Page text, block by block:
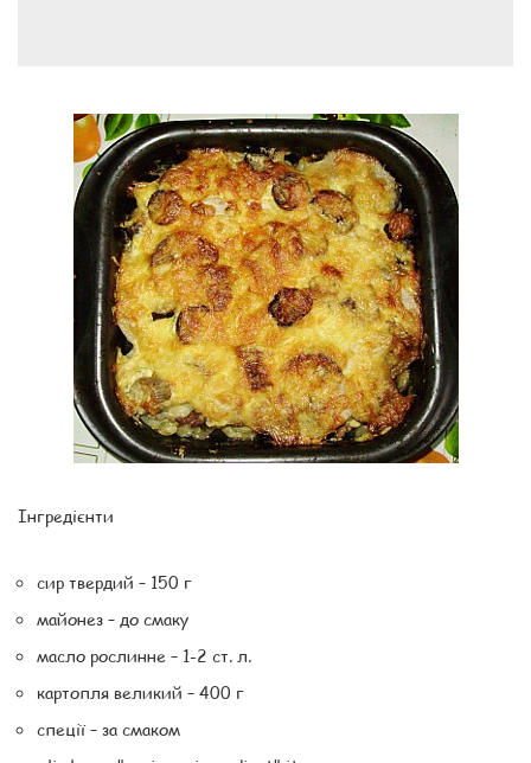
Інгредієнти
сир твердий – 150 г
майонез – до смаку
масло рослинне – 1-2 ст. л.
картопля великий – 400 г
спеції – за смаком